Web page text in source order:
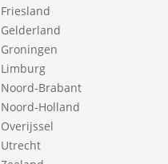
Friesland
Gelderland
Groningen
Limburg
Noord-Brabant
Noord-Holland
Overijssel
Utrecht